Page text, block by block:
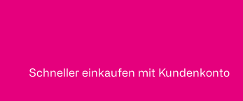
Schneller einkaufen mit Kundenkonto